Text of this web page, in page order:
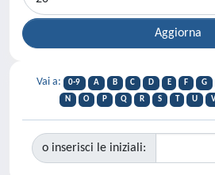
Vai a: 0-9 A B C D E F G
N
O P Q R S T U V
o inserisci le iniziali: